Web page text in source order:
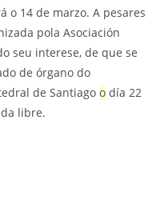
o 14 de marzo. A pesares
pola Asociación
seu interese, de que se
de órgano do
de Santiagoo día 22
libre.